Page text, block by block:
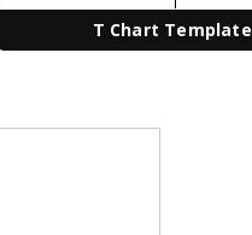
T Chart Template